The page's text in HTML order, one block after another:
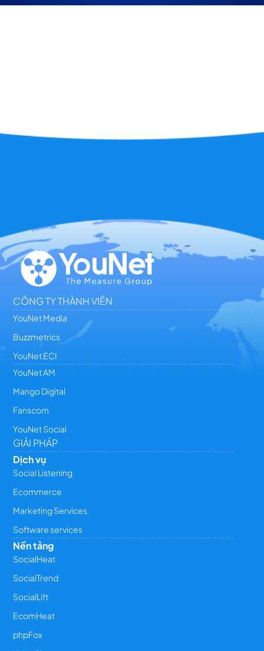
CÔNG TY THÀNH VIÊN
YouNet Media
Buzzmetrics
YouNet ECI
YouNet AM
Mango Digital
Fanscom
YouNet Social
GIẢI PHÁP
Dịch vụ
Social Listening
Ecommerce
Marketing Services
Software services
Nền tảng
SocialHeat
SocialTrend
SocialLift
EcomHeat
phpFox